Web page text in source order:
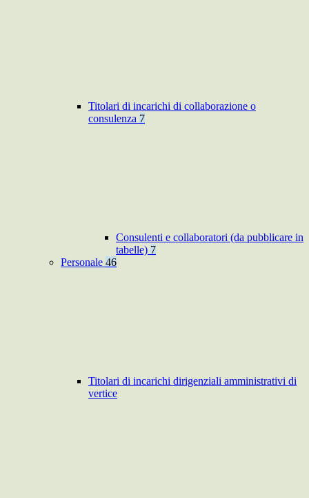
Titolari di incarichi di collaborazione o
consulenza 7
Consulenti e collaboratori (da pubblicare in
tabelle) 7
Personale 46
Titolari di incarichi dirigenziali amministrativi di
vertice